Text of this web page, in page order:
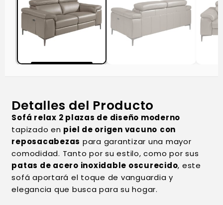
Detalles del Producto
Sofá relax 2 plazas de diseño moderno
tapizado en piel de origen vacuno con
reposacabezas para garantizar una mayor
comodidad. Tanto por su estilo, como por sus
patas de acero inoxidable oscurecido, este
sofá aportará el toque de vanguardia y
elegancia que busca para su hogar.